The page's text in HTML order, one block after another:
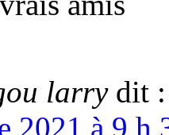
larry dit :
2021 à 9